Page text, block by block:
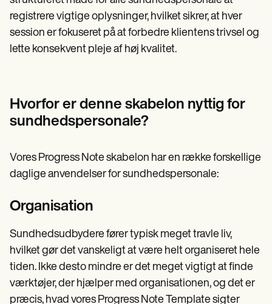
registrere vigtige oplysninger, hvilket sikrer, at hver
session er fokuseret på at forbedre klientens trivsel og
lette konsekvent pleje af høj kvalitet.
Hvorfor er denne skabelon nyttig for
sundhedspersonale?
Vores Progress Note skabelon har en række forskellige
daglige anvendelser for sundhedspersonale:
Organisation
Sundhedsudbydere fører typisk meget travle liv,
hvilket gør det vanskeligt at være helt organiseret hele
tiden. Ikke desto mindre er det meget vigtigt at finde
værktøjer, der hjælper med organisationen, og det er
præcis, hvad vores Progress Note Template sigter